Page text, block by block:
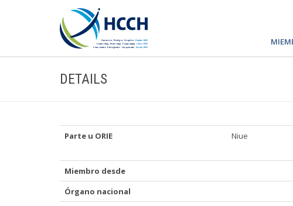
DETAILS
Parte u ORIE Niue
Miembro desde
Órgano nacional